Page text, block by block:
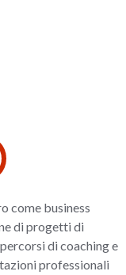
come business
di progetti di
di coaching e
professionali